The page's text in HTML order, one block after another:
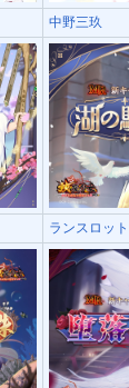
中野三玖
ランスロット